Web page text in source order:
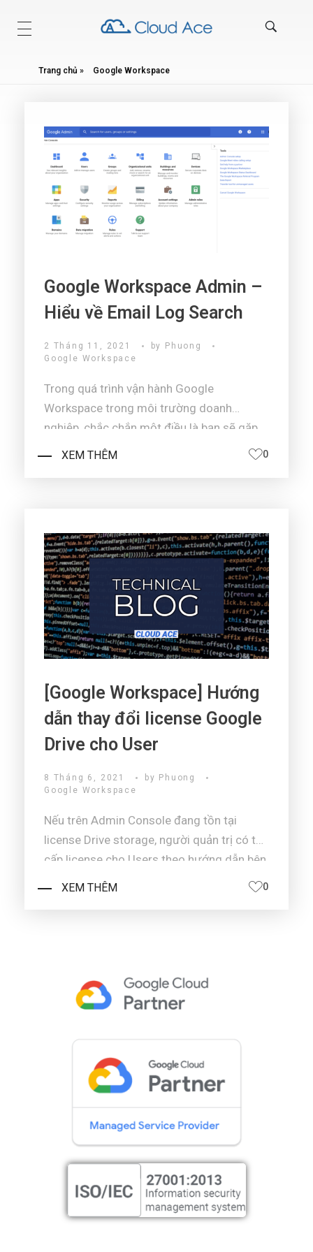
Trang chủ » Google Workspace
Google Workspace Admin –
Hiểu về Email Log Search
2 Tháng 11, 2021 by Phuong
Google Workspace
Trong quá trình vận hành Google
Workspace trong môi trường doanh
nghiệp, chắc chắn một điều là bạn sẽ gặp
một số yêu cầu hỗ trợ người dùng kiểu
XEM THÊM 0
[Google Workspace] Hướng
dẫn thay đổi license Google
Drive cho User
8 Tháng 6, 2021 by Phuong
Google Workspace
Nếu trên Admin Console đang tồn tại
license Drive storage, người quản trị có thể
cấp license cho Users theo hướng dẫn bên
XEM THÊM 0